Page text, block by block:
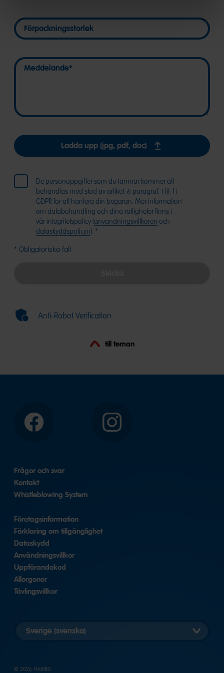
delar:
den
första
och
de
tecknen
till
vänster
datum.
Förpackningsstorlek
Förpackningsstorlek
Meddelande
Meddelande
Ladda upp (jpg, pdf, doc)
De personuppgifter som du lämnar kommer att
behandlas med stöd av artikel. 6 paragraf. 1 lit. f i
GDPR för att hantera din begäran. Mer information
om databehandling och dina rättigheter finns i
vår integritetspolicy (användningsvillkoren och
dataskyddspolicyn). *
* Obligatoriska fält
Anti-Robot Verification
till teman
Facebook Instagram
Frågor och svar
Kontakt
Whistleblowing System
Företagsinformation
Förklaring om tillgänglighet
Dataskydd
Användningsvillkor
Uppförandekod
Allergener
Tävlingsvillkor
land
© 2026 HARIBO